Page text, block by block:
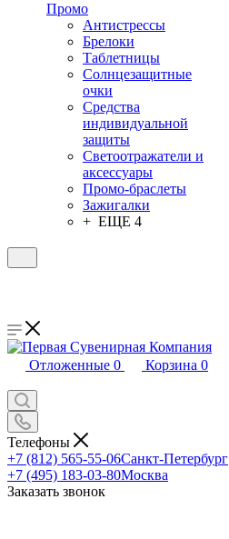
Промо
Антистрессы
Брелоки
Таблетницы
Солнцезащитные
очки
Средства
индивидуальной
защиты
Светоотражатели и
аксессуары
Промо-браслеты
Зажигалки
+ ЕЩЕ 4
Отложенные 0 Корзина 0
Телефоны
+7 (812) 565-55-06Санкт-Петербург
+7 (495) 183-03-80Москва
Заказать звонок